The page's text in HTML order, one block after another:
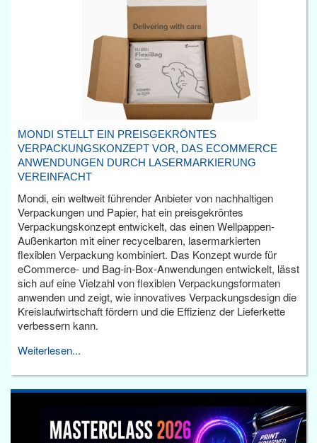
MONDI STELLT EIN PREISGEKRÖNTES
VERPACKUNGSKONZEPT VOR, DAS ECOMMERCE
ANWENDUNGEN DURCH LASERMARKIERUNG
VEREINFACHT
Mondi, ein weltweit führender Anbieter von nachhaltigen
Verpackungen und Papier, hat ein preisgekröntes
Verpackungskonzept entwickelt, das einen Wellpappen-
Außenkarton mit einer recycelbaren, lasermarkierten
flexiblen Verpackung kombiniert. Das Konzept wurde für
eCommerce- und Bag-in-Box-Anwendungen entwickelt, lässt
sich auf eine Vielzahl von flexiblen Verpackungsformaten
anwenden und zeigt, wie innovatives Verpackungsdesign die
Kreislaufwirtschaft fördern und die Effizienz der Lieferkette
verbessern kann.
Weiterlesen...